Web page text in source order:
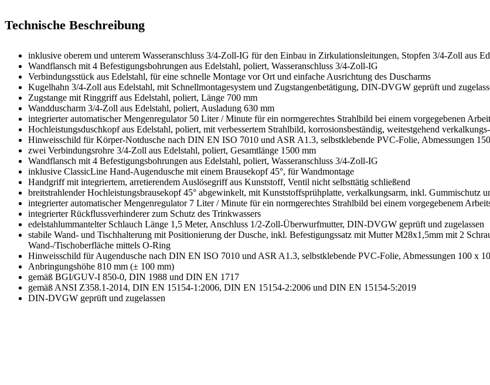
Technische Beschreibung
inklusive oberem und unterem Wasseranschluss 3/4-Zoll-IG für den Einbau in Zirkulationsleitungen, Stopfen 3/4-Zoll aus
Wandflansch mit 4 Befestigungsbohrungen aus Edelstahl, poliert, Wasseranschluss 3/4-Zoll-IG
Verbindungsstück aus Edelstahl, für eine schnelle Montage vor Ort und einfache Ausrichtung des Duscharms
Kugelhahn 3/4-Zoll aus Edelstahl, mit Schnellmontagesystem und Zugstangenbetätigung, DIN-DVGW geprüft und
Zugstange mit Ringgriff aus Edelstahl, poliert, Länge 700 mm
Wandduscharm 3/4-Zoll aus Edelstahl, poliert, Ausladung 630 mm
integrierter automatischer Mengenregulator 50 Liter / Minute für ein normgerechtes Strahlbild bei einem vorgegebenen
Hochleistungsduschkopf aus Edelstahl, poliert, mit verbessertem Strahlbild, korrosionsbeständig, weitestgehend
Hinweisschild für Körper-Notdusche nach DIN EN ISO 7010 und ASR A1.3, selbstklebende PVC-Folie, Abmessungen
zwei Verbindungsrohre 3/4-Zoll aus Edelstahl, poliert, Gesamtlänge 1500 mm
Wandflansch mit 4 Befestigungsbohrungen aus Edelstahl, poliert, Wasseranschluss 3/4-Zoll-IG
inklusive ClassicLine Hand-Augendusche mit einem Brausekopf 45°, für Wandmontage
Handgriff mit integriertem, arretierendem Auslösegriff aus Kunststoff, Ventil nicht selbsttätig schließend
breitstrahlender Hochleistungsbrausekopf 45° abgewinkelt, mit Kunststoffsprühplatte, verkalkungsarm, inkl. Gummischutz
integrierter automatischer Mengenregulator 7 Liter / Minute für ein normgerechtes Strahlbild bei einem vorgegebenem
integrierter Rückflussverhinderer zum Schutz des Trinkwassers
edelstahlummantelter Schlauch Länge 1,5 Meter, Anschluss 1/2-Zoll-Überwurfmutter, DIN-DVGW geprüft und zugelassen
stabile Wand- und Tischhalterung mit Positionierung der Dusche, inkl. Befestigungssatz mit Mutter M28x1,5mm mit 2
Wand-/Tischoberfläche mittels O-Ring
Hinweisschild für Augendusche nach DIN EN ISO 7010 und ASR A1.3, selbstklebende PVC-Folie, Abmessungen 100 x
Anbringungshöhe 810 mm (± 100 mm)
gemäß BGI/GUV-I 850-0, DIN 1988 und DIN EN 1717
gemäß ANSI Z358.1-2014, DIN EN 15154-1:2006, DIN EN 15154-2:2006 und DIN EN 15154-5:2019
DIN-DVGW geprüft und zugelassen